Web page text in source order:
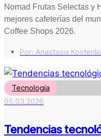
Nomad Frutas Selectas y
mejores cafeterías del
Coffee Shops 2026.
Por: Anastasia
Tecnología
05.03.2026
Tendencias